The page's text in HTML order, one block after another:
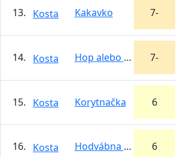
13. Kosta Kakavko 7-
14. Kosta Hop alebo trop 7-
15. Kosta Korytnačka 6
16. Kosta Hodvábna cesta 6